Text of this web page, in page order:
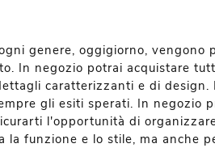
genere, oggigiorno,
In negozio potrai acquistare
caratterizzanti e di
gli esiti sperati. In negozio
l'opportunità di
la funzione e lo stile, ma anche